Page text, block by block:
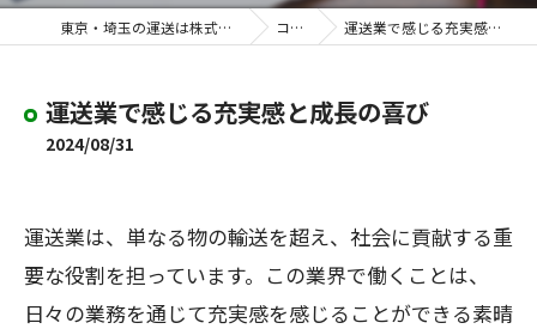
東京・埼玉の運送は株式会社斉藤商事 コラム 運送業で感じる充実感と成長の喜び
運送業で感じる充実感と成長の喜び
2024/08/31
運送業は、単なる物の輸送を超え、社会に貢献する重
要な役割を担っています。この業界で働くことは、
日々の業務を通じて充実感を感じることができる素晴